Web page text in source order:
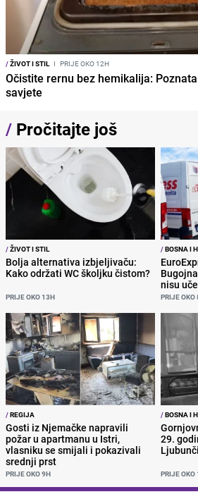
/ŽIVOT I STIL I PRIJE OKO 12H
Očistite rernu bez hemikalija:
savjete
/ Pročitajte još
/ŽIVOT I STIL
Bolja alternativa izbjeljivaču:
Kako održati WC školjku čistom?
PRIJE OKO 13H
/BOSNA I
nisu
PRIJE OKO
/REGIJA
Gosti iz Njemačke napravili
požar u apartmanu u Istri,
vlasniku se smijali i pokazivali
srednji prst
PRIJE OKO 9H
/BOSNA I
29.
PRIJE OKO